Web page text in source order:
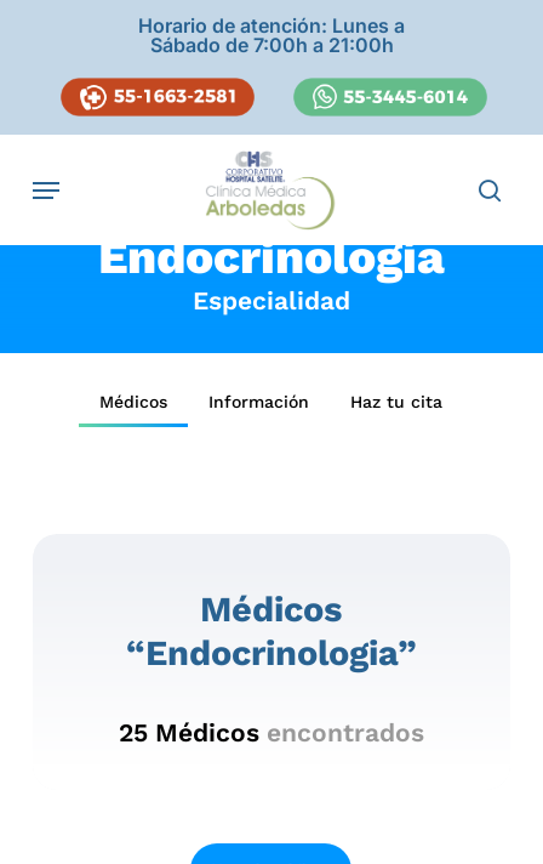
content
Horario de atención: Lunes a
Sábado de 7:00h a 21:00h
Navegación
Endocrinología
Especialidad
Médicos Información Haz tu cita
Médicos
“endocrinologia”
25Médicos encontrados